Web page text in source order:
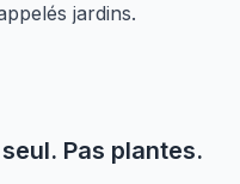
jardins.
Pas plantes.